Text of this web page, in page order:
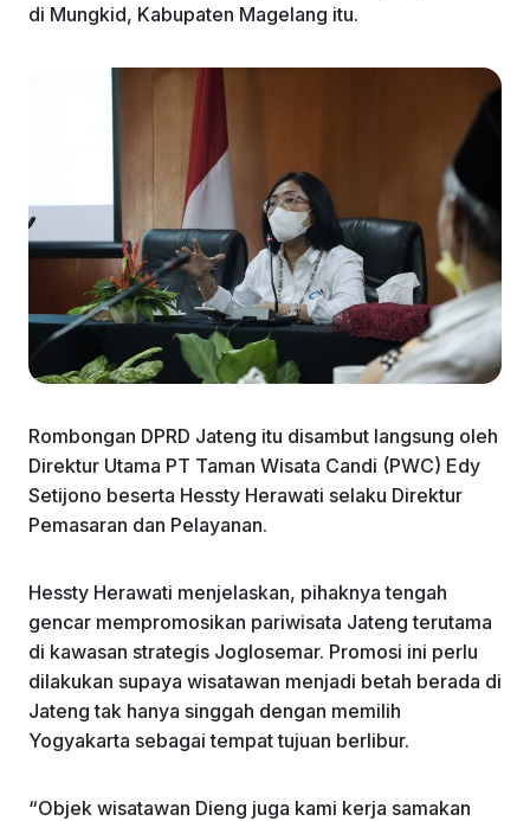
di Mungkid, Kabupaten Magelang itu.
Rombongan DPRD Jateng itu disambut langsung oleh
Direktur Utama PT Taman Wisata Candi (PWC) Edy
Setijono beserta Hessty Herawati selaku Direktur
Pemasaran dan Pelayanan.
Hessty Herawati menjelaskan, pihaknya tengah
gencar mempromosikan pariwisata Jateng terutama
di kawasan strategis Joglosemar. Promosi ini perlu
dilakukan supaya wisatawan menjadi betah berada di
Jateng tak hanya singgah dengan memilih
Yogyakarta sebagai tempat tujuan berlibur.
“Objek wisatawan Dieng juga kami kerja samakan